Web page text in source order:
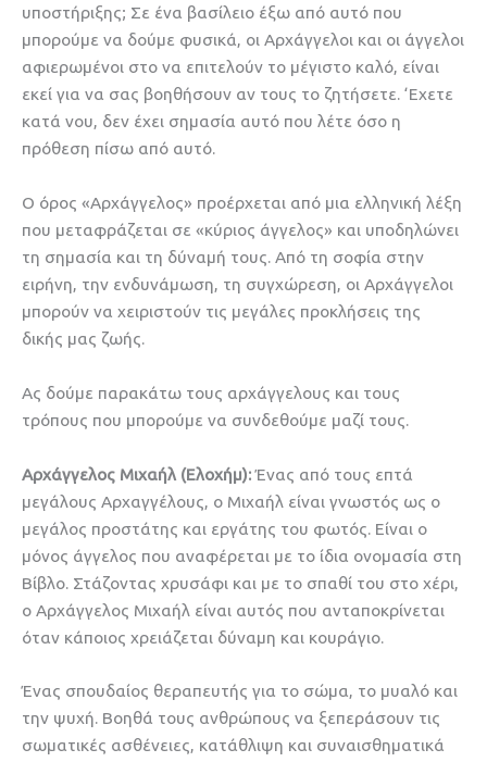
υποστήριξης; Σε ένα βασίλειο έξω από αυτό που
μπορούμε να δούμε φυσικά, οι Αρχάγγελοι και οι άγγελοι
αφιερωμένοι στο να επιτελούν το μέγιστο καλό, είναι
εκεί για να σας βοηθήσουν αν τους το ζητήσετε. ‘Εχετε
κατά νου, δεν έχει σημασία αυτό που λέτε όσο η
πρόθεση πίσω από αυτό.
Ο όρος «Αρχάγγελος» προέρχεται από μια ελληνική λέξη
που μεταφράζεται σε «κύριος άγγελος» και υποδηλώνει
τη σημασία και τη δύναμή τους. Από τη σοφία στην
ειρήνη, την ενδυνάμωση, τη συγχώρεση, οι Αρχάγγελοι
μπορούν να χειριστούν τις μεγάλες προκλήσεις της
δικής μας ζωής.
Ας δούμε παρακάτω τους αρχάγγελους και τους
τρόπους που μπορούμε να συνδεθούμε μαζί τους.
Αρχάγγελος Μιχαήλ (Ελοχήμ):Ένας από τους επτά
μεγάλους Αρχαγγέλους, ο Μιχαήλ είναι γνωστός ως ο
μεγάλος προστάτης και εργάτης του φωτός. Είναι ο
μόνος άγγελος που αναφέρεται με το ίδια ονομασία στη
Βίβλο. Στάζοντας χρυσάφι και με το σπαθί του στο χέρι,
ο Αρχάγγελος Μιχαήλ είναι αυτός που ανταποκρίνεται
όταν κάποιος χρειάζεται δύναμη και κουράγιο.
Ένας σπουδαίος θεραπευτής για το σώμα, το μυαλό και
την ψυχή. Βοηθά τους ανθρώπους να ξεπεράσουν τις
σωματικές ασθένειες, κατάθλιψη και συναισθηματικά